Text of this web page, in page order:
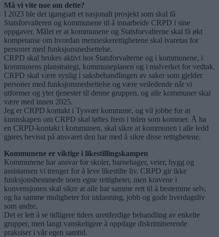
Må vi vite noe om dette?
I 2023 ble det igangsatt et nasjonalt prosjekt som skal få
Statsforvalteren og kommunene til å innarbeide CRPD i sine
oppgaver. Målet er at kommunene og Statsforvalterne skal få økt
kompetanse om hvordan menneskerettighetene skal ivaretas for
personer med funksjonsnedsettelse.
CRPD skal brukes aktivt hos Statsforvalterne og i kommunene, i
kommunens planstrategi, kommuneplanen og i malverket for vedtak.
CRPD skal være synlig i saksbehandlingen av saker som gjelder
personer med funksjonsnedsettelse og være veiledende når vi
utformer og yter tjenester til denne gruppen, og alle kommuner skal
være med innen 2025.
Jeg er CRPD kontakt i Tysvær kommune, og vil jobbe for at
kunnskapen om CRPD skal løftes frem i tiden som kommer. Å ha
en CRPD-kontakt i kommunen, skal sikre at kommunen i alle ledd
gjøres bevisst på ansvaret den har med å sikre disse rettighetene.
Kommunene er viktige i likestillingskampen
Kommunene har ansvar for skoler, barnehager, veier, bygg og
assistansen vi trenger for å leve likestilte liv. CRPD gir ikke
funksjonshemmede noen egne rettigheter, men kravene i
konvensjonen skal sikre at alle har samme rett til å bestemme selv,
og ha samme muligheter for utdanning, jobb og gode hverdagsliv
som andre.
Det er lett å se tidligere tiders urettferdige behandling av enkelte
grupper, men langt vanskeligere å oppdage diskriminerende
praksiser i vår egen samtid.